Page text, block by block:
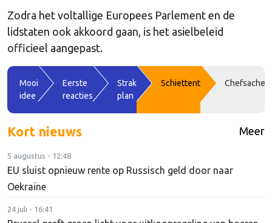
Zodra het voltallige Europees Parlement en de
lidstaten ook akkoord gaan, is het asielbeleid
officieel aangepast.
Mooi
idee
Eerste
reacties
Strak
plan
Schiettent Chefsache
Kort nieuws Meer
5 augustus - 12:48
EU sluist opnieuw rente op Russisch geld door naar
Oekraïne
24 juli - 16:41